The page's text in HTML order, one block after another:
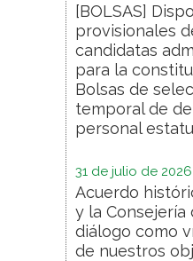
[BOLSAS]
provisionales
candidatas
para la
Bolsas de
temporal de
personal
31 de julio de 2026
Acuerdo
y la Consejería
diálogo como
de nuestros